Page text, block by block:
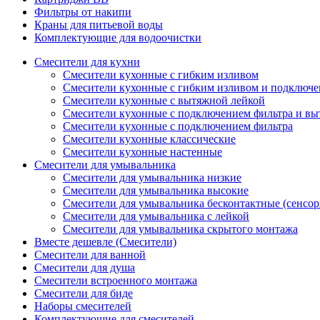
Фильтры от накипи
Краны для питьевой воды
Комплектующие для водоочистки
Смесители для кухни
Смесители кухонные с гибким изливом
Смесители кухонные с гибким изливом и
Смесители кухонные с вытяжной лейкой
Смесители кухонные с подключением фильтра и
Смесители кухонные с подключением фильтра
Смесители кухонные классические
Смесители кухонные настенные
Смесители для умывальника
Смесители для умывальника низкие
Смесители для умывальника высокие
Смесители для умывальника бесконтактные
Смесители для умывальника с лейкой
Смесители для умывальника скрытого монтажа
Вместе дешевле (Смесители)
Смесители для ванной
Смесители для душа
Смесители встроенного монтажа
Смесители для биде
Наборы смесителей